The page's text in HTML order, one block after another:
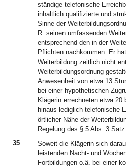
ständige telefonische
inhaltlich qualifizierte und
Sinne der
R. seinen umfassenden
entsprechend den in der
Pflichten nachkommen. Er
Weiterbildung zeitlich nicht
Weiterbildungsordnung
Anwesenheit von etwa 13
bei einer hypothetischen
Klägerin errechneten etwa
hinaus lediglich telefonische
örtlicher Nähe der
Regelung des § 5 Abs. 3
35
Soweit die Klägerin sich
leistenden Nacht- und
Fortbildungen o.ä. bei einer